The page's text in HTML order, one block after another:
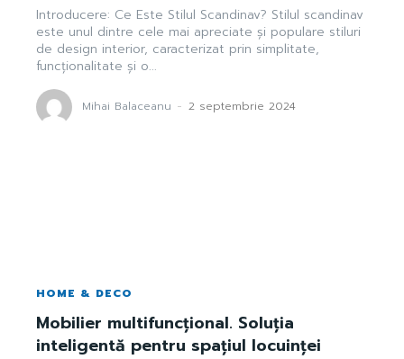
Introducere: Ce Este Stilul Scandinav? Stilul scandinav
este unul dintre cele mai apreciate și populare stiluri
de design interior, caracterizat prin simplitate,
funcționalitate și o...
Mihai Balaceanu - 2 septembrie 2024
HOME & DECO
Mobilier multifuncțional. Soluția
inteligentă pentru spațiul locuinței